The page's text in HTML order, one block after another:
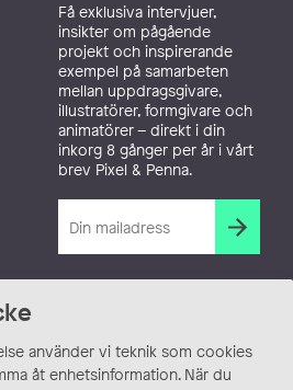
använder vi teknik som cookies
åt enhetsinformation. När du
Få exklusiva intervjuer,
insikter om pågående
projekt och inspirerande
exempel på samarbeten
mellan uppdragsgivare,
illustratörer, formgivare och
animatörer – direkt i din
inkorg 8 gånger per år i vårt
brev Pixel & Penna.